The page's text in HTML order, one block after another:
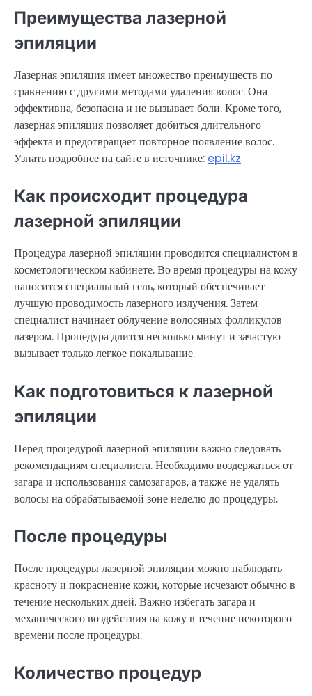
Преимущества лазерной
эпиляции
Лазерная эпиляция имеет множество преимуществ по
сравнению с другими методами удаления волос. Она
эффективна, безопасна и не вызывает боли. Кроме того,
лазерная эпиляция позволяет добиться длительного
эффекта и предотвращает повторное появление волос.
Узнать подробнее на сайте в источнике: epil.kz
Как происходит процедура
лазерной эпиляции
Процедура лазерной эпиляции проводится специалистом в
косметологическом кабинете. Во время процедуры на кожу
наносится специальный гель, который обеспечивает
лучшую проводимость лазерного излучения. Затем
специалист начинает облучение волосяных фолликулов
лазером. Процедура длится несколько минут и зачастую
вызывает только легкое покалывание.
Как подготовиться к лазерной
эпиляции
Перед процедурой лазерной эпиляции важно следовать
рекомендациям специалиста. Необходимо воздержаться от
загара и использования самозагаров, а также не удалять
волосы на обрабатываемой зоне неделю до процедуры.
После процедуры
После процедуры лазерной эпиляции можно наблюдать
красноту и покраснение кожи, которые исчезают обычно в
течение нескольких дней. Важно избегать загара и
механического воздействия на кожу в течение некоторого
времени после процедуры.
Количество процедур